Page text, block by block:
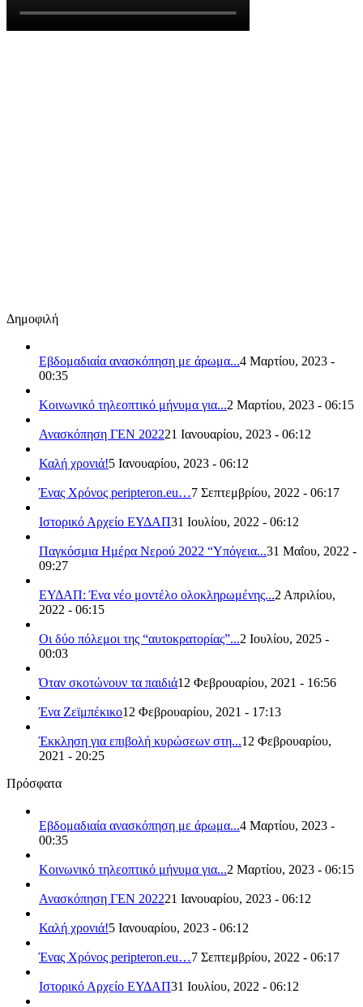
Δημοφιλή
Εβδομαδιαία ανασκόπηση με άρωμα...4 Μαρτίου, 2023 -
00:35
Κοινωνικό τηλεοπτικό μήνυμα για...2 Μαρτίου, 2023 - 06:15
Ανασκόπηση ΓΕΝ 202221 Ιανουαρίου, 2023 - 06:12
Καλή χρονιά!5 Ιανουαρίου, 2023 - 06:12
Ένας Χρόνος peripteron.eu…7 Σεπτεμβρίου, 2022 - 06:17
Ιστορικό Αρχείο ΕΥΔΑΠ31 Ιουλίου, 2022 - 06:12
Παγκόσμια Ημέρα Νερού 2022 “Υπόγεια...31 Μαΐου, 2022 -
09:27
ΕΥΔΑΠ: Ένα νέο μοντέλο ολοκληρωμένης...2 Απριλίου,
2022 - 06:15
Οι δύο πόλεμοι της “αυτοκρατορίας”...2 Ιουλίου, 2025 -
00:03
Όταν σκοτώνουν τα παιδιά12 Φεβρουαρίου, 2021 - 16:56
Ένα Ζεϊμπέκικο12 Φεβρουαρίου, 2021 - 17:13
Έκκληση για επιβολή κυρώσεων στη...12 Φεβρουαρίου,
2021 - 20:25
Πρόσφατα
Εβδομαδιαία ανασκόπηση με άρωμα...4 Μαρτίου, 2023 -
00:35
Κοινωνικό τηλεοπτικό μήνυμα για...2 Μαρτίου, 2023 - 06:15
Ανασκόπηση ΓΕΝ 202221 Ιανουαρίου, 2023 - 06:12
Καλή χρονιά!5 Ιανουαρίου, 2023 - 06:12
Ένας Χρόνος peripteron.eu…7 Σεπτεμβρίου, 2022 - 06:17
Ιστορικό Αρχείο ΕΥΔΑΠ31 Ιουλίου, 2022 - 06:12